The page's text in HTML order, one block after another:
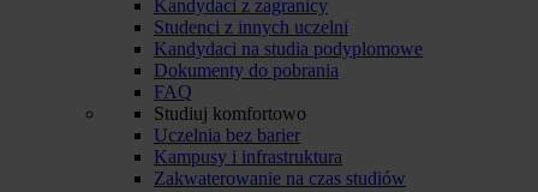
Kandydaci z zagranicy
Studenci z innych uczelni
Kandydaci na studia podyplomowe
Dokumenty do pobrania
FAQ
Studiuj komfortowo
Uczelnia bez barier
Kampusy i infrastruktura
Zakwaterowanie na czas studiów